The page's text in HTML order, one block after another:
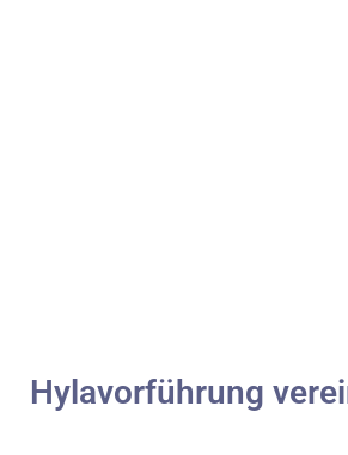
Hylavorführung